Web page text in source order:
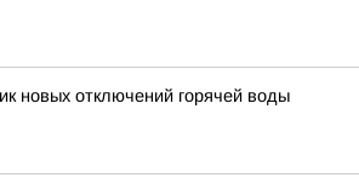
новых отключений горячей воды